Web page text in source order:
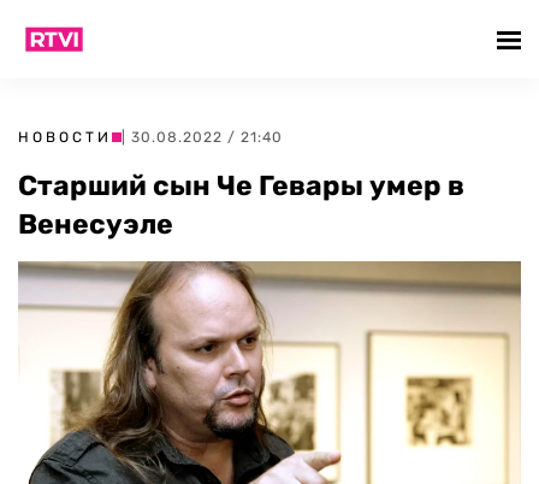
НОВОСТИ | 30.08.2022 / 21:40
Старший сын Че Гевары умер в
Венесуэле